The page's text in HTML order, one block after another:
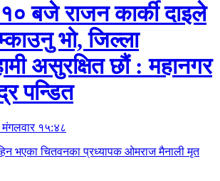
बजे राजन कार्की दाइले
भो, जिल्ला
असुरक्षित छौं : महानगर
पन्डित
१५:४८
भएका चितवनका प्रध्यापक ओमराज मैनाली मृत